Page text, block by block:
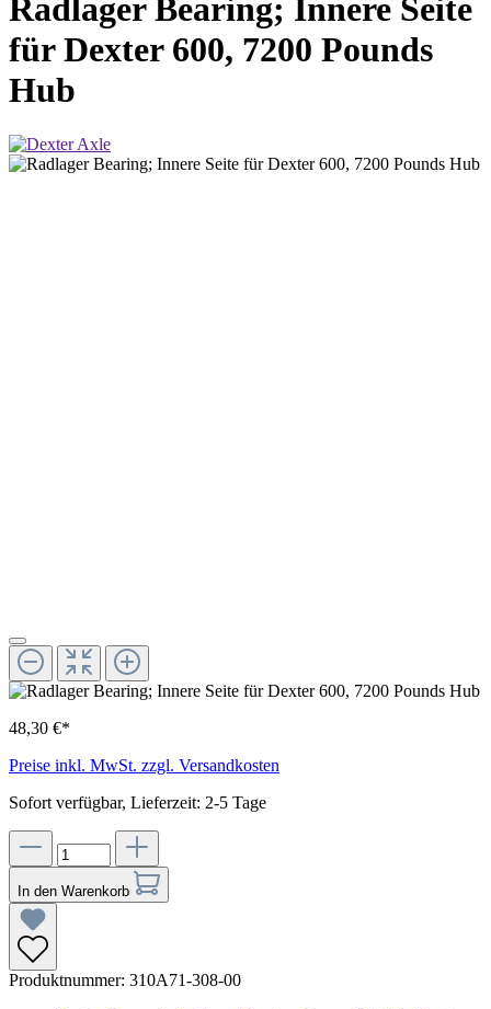
Radlager Bearing; Innere Seite
für Dexter 600, 7200 Pounds
Hub
48,30 €*
Preise inkl. MwSt. zzgl. Versandkosten
Sofort verfügbar, Lieferzeit: 2-5 Tage
In den Warenkorb
Produktnummer: 310A71-308-00